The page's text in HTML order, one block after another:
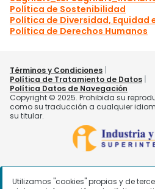
Utilizamos "cookies" propias y de